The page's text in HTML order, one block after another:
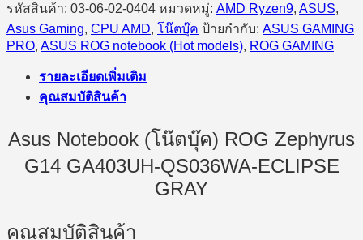
รหัสสินค้า: 03-06-02-0404 หมวดหมู่: AMD Ryzen9, ASUS,
Asus Gaming, CPU AMD, โน๊ตบุ๊ค ป้ายกำกับ: ASUS GAMING
PRO, ASUS ROG notebook (Hot models), ROG GAMING
รายละเอียดเพิ่มเติม
คุณสมบัติสินค้า
Asus Notebook (โน๊ตบุ๊ค) ROG Zephyrus
G14 GA403UH-QS036WA-ECLIPSE
GRAY
คุณสมบัติสินค้า